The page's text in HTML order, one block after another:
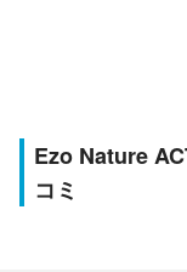
Ezo Nature
コミ